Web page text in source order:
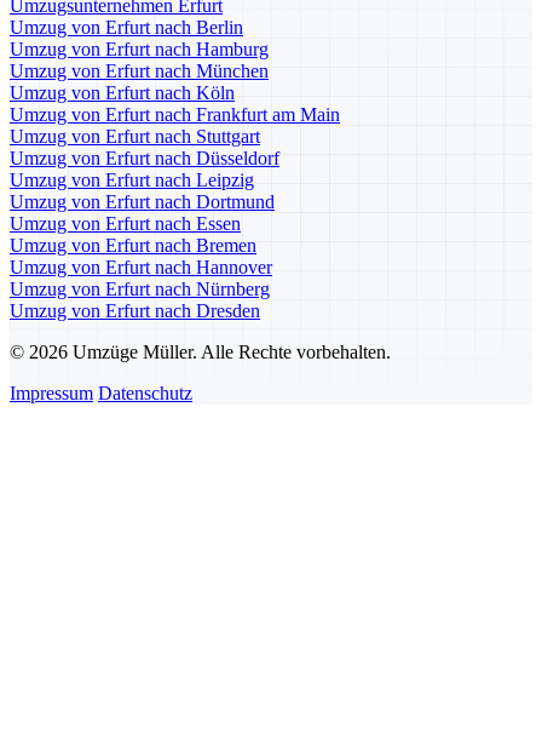
Umzugsunternehmen Erfurt
Umzug von Erfurt nach Berlin
Umzug von Erfurt nach Hamburg
Umzug von Erfurt nach München
Umzug von Erfurt nach Köln
Umzug von Erfurt nach Frankfurt am Main
Umzug von Erfurt nach Stuttgart
Umzug von Erfurt nach Düsseldorf
Umzug von Erfurt nach Leipzig
Umzug von Erfurt nach Dortmund
Umzug von Erfurt nach Essen
Umzug von Erfurt nach Bremen
Umzug von Erfurt nach Hannover
Umzug von Erfurt nach Nürnberg
Umzug von Erfurt nach Dresden
© 2026 Umzüge Müller. Alle Rechte vorbehalten.
Impressum Datenschutz